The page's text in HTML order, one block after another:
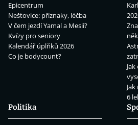
Epicentrum
Neštovice: příznaky, léčba
V čem jezdí Yamal a Mesii?
Kvízy pro seniory
Kalendář úplňků 2026
Co je bodycount?
6
Politika